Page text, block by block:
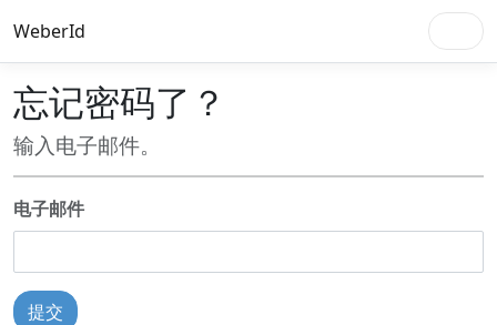
WeberId
忘记密码了？
输入电子邮件。
电子邮件
提交